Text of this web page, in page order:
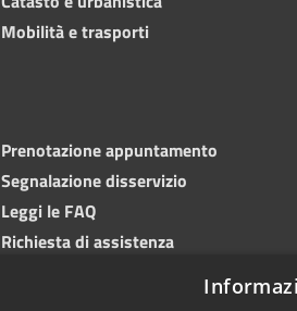
Mobilità e trasporti
Prenotazione appuntamento
Segnalazione disservizio
Leggi le FAQ
Richiesta di assistenza